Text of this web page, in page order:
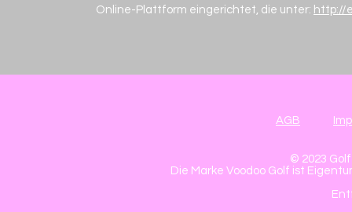
Online-Plattform eingerichtet, die unter: http://
AGB
© 2023
Die Marke Voodoo Golf ist